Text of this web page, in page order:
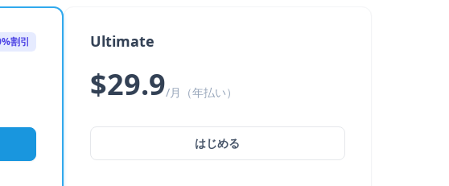
割引 Ultimate
$29.9/月（年払い）
はじめる